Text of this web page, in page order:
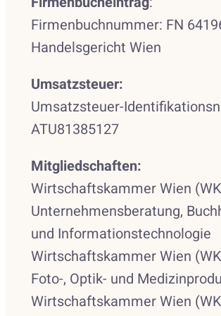
Firmenbuchnummer: FN
Handelsgericht Wien
Umsatzsteuer:
Umsatzsteuer-
ATU81385127
Mitgliedschaften:
Wirtschaftskammer Wien
Unternehmensberatung,
und Informationstechnologie
Wirtschaftskammer Wien
Foto-, Optik- und
Wirtschaftskammer Wien